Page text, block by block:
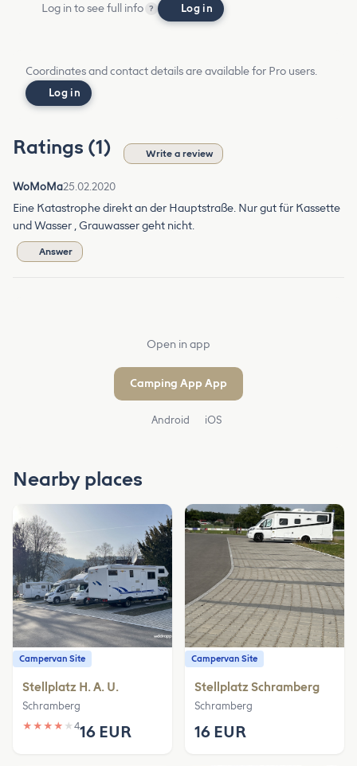
Log in to see full info ? Log in
Coordinates and contact details are available for Pro users.
Log in
Ratings (1) Write a review
WoMoMa25.02.2020
Eine Katastrophe direkt an der Hauptstraße. Nur gut für Kassette
und Wasser , Grauwasser geht nicht.
Answer
Open in app
Camping App App
Android iOS
Nearby places
Campervan Site
Stellplatz H. A. U.
Schramberg
★ ★ ★ ★ ★ 416 EUR
Campervan Site
Stellplatz Schramberg
Schramberg
16 EUR